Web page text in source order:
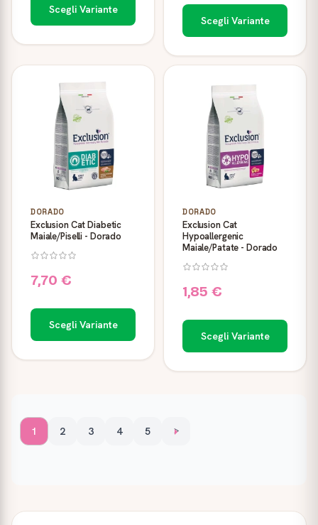
Scegli Variante
Scegli Variante
DORADO
Exclusion Cat Diabetic
Maiale/Piselli - Dorado
7,70 €
Scegli Variante
DORADO
Exclusion Cat
Hypoallergenic
Maiale/Patate - Dorado
1,85 €
Scegli Variante
1 2 3 4 5 >